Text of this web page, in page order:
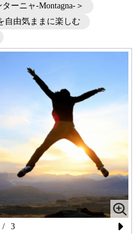
ーニャ-Montagna-＞
自由気ままに楽しむ
/ 3